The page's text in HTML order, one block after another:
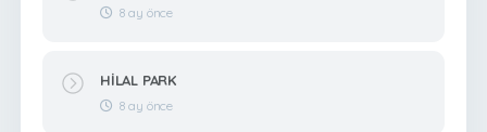
8 ay önce
HİLAL PARK
8 ay önce